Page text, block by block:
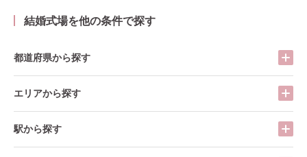
結婚式場を他の条件で探す
都道府県から探す
エリアから探す
駅から探す